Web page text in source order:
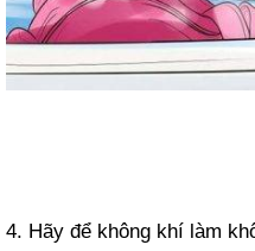
4. Hãy để không khí làm